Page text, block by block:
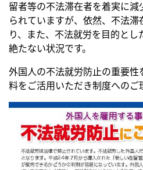
留者等の不法滞在者を着実に
られていますが、依然、不法
り、また、不法就労を目的と
絶たない状況です。
外国人の不法就労防止の重要
料をご活用いただき制度へのご